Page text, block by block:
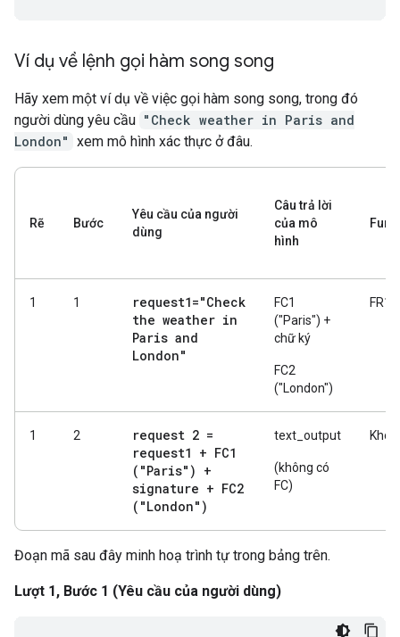
Ví dụ về lệnh gọi hàm song song
Hãy xem một ví dụ về việc gọi hàm song song, trong đó
người dùng yêu cầu "Check weather in Paris and
London" xem mô hình xác thực ở đâu.
Rẽ Bước
Yêu cầu của người
dùng
Câu trả lời
của mô
hình
1 1
request1="Check
the weather in
Paris and
London"
FC1
("Paris") +
chữ ký
FC2
("London")
FR1
1 2
request 2 =
request1 + FC1
("Paris") +
signature + FC2
("London")
text_output
(không có
FC)
Đoạn mã sau đây minh hoạ trình tự trong bảng trên.
Lượt 1, Bước 1 (Yêu cầu của người dùng)